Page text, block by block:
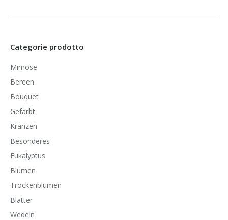
Categorie prodotto
Mimose
Bereen
Bouquet
Gefärbt
Kränzen
Besonderes
Eukalyptus
Blumen
Trockenblumen
Blatter
Wedeln